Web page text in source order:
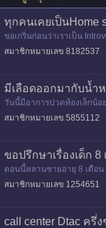
ทุกคนเคยเป็นHome
ขอเกริ่นก่อนว่าเราเป็น
ลจากรร
สมาชิกหมายเลข 8182537
มีเลือดออกมากับน้ำ
วันนี้มีอาการปวดท้องเล็กน้
ค่ะ ตอนนี้เครียด
สมาชิกหมายเลข 5855112
ขอปรึกษาเรื่องเด็ก
ตอนนี้หลานชายอายุ 8 เดือ
ถึงตี 5 ก็มี ตอน
สมาชิกหมายเลข 1254651
call center Dtac ครึ่